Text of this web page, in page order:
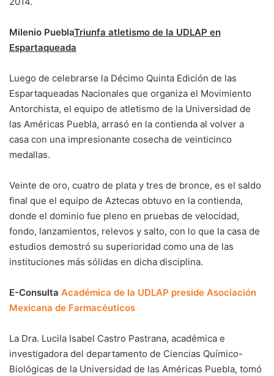
Milenio PueblaTriunfa atletismo de la UDLAP en
Espartaqueada
Luego de celebrarse la Décimo Quinta Edición de las
Espartaqueadas Nacionales que organiza el Movimiento
Antorchista, el equipo de atletismo de la Universidad de
las Américas Puebla, arrasó en la contienda al volver a
casa con una impresionante cosecha de veinticinco
medallas.
Veinte de oro, cuatro de plata y tres de bronce, es el saldo
final que el equipo de Aztecas obtuvo en la contienda,
donde el dominio fue pleno en pruebas de velocidad,
fondo, lanzamientos, relevos y salto, con lo que la casa de
estudios demostró su superioridad como una de las
instituciones más sólidas en dicha disciplina.
E-Consulta Académica de la UDLAP preside Asociación
Mexicana de Farmacéuticos
La Dra. Lucila Isabel Castro Pastrana, académica e
investigadora del departamento de Ciencias Químico-
Biológicas de la Universidad de las Américas Puebla, tomó